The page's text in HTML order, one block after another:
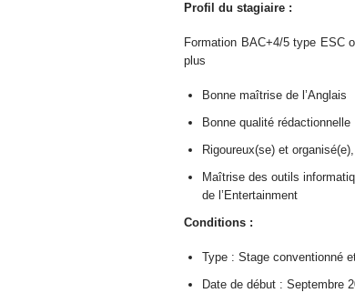
Profil du stagiaire :
Formation BAC+4/5 type ESC
plus
Bonne maîtrise de l’Anglais
Bonne qualité rédactionnelle
Rigoureux(se) et
Maîtrise des outils
de l’Entertainment
Conditions :
Type : Stage conventionné
Date de début : Septembre